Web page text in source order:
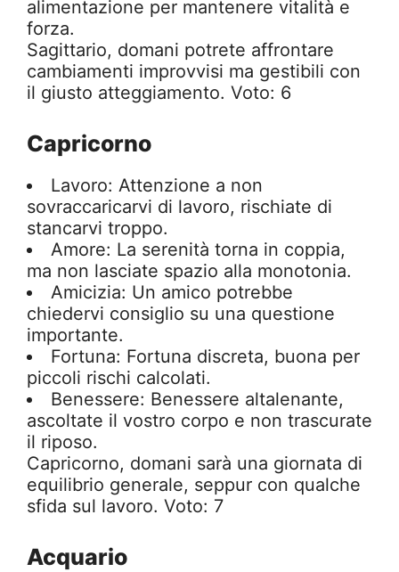
alimentazione per mantenere vitalità e
forza.
Sagittario, domani potrete affrontare
cambiamenti improvvisi ma gestibili con
il giusto atteggiamento. Voto: 6
Capricorno
Lavoro: Attenzione a non
sovraccaricarvi di lavoro, rischiate di
stancarvi troppo.
Amore: La serenità torna in coppia,
ma non lasciate spazio alla monotonia.
Amicizia: Un amico potrebbe
chiedervi consiglio su una questione
importante.
Fortuna: Fortuna discreta, buona per
piccoli rischi calcolati.
Benessere: Benessere altalenante,
ascoltate il vostro corpo e non trascurate
il riposo.
Capricorno, domani sarà una giornata di
equilibrio generale, seppur con qualche
sfida sul lavoro. Voto: 7
Acquario